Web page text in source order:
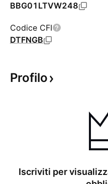
BBG01LTVW248
Codice CFI
DTFNGB
Profilo
Iscriviti per